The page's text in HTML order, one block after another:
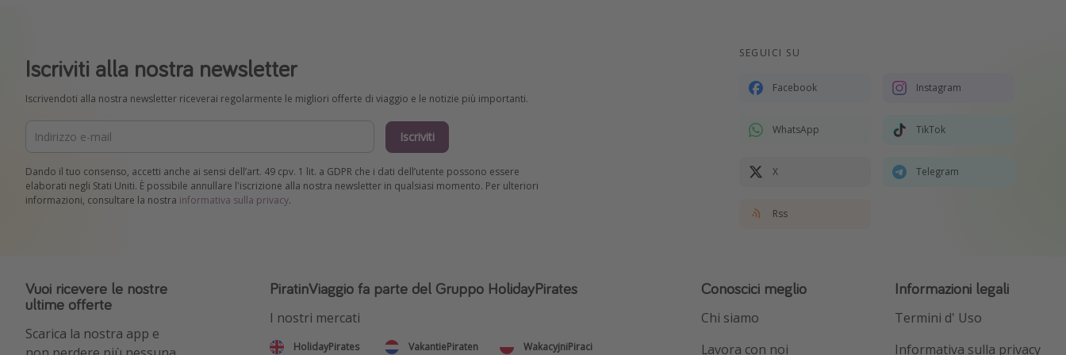
Iscriviti alla nostra newsletter
Iscrivendoti alla nostra newsletter riceverai regolarmente le migliori offerte di viaggio e le notizie più importanti.
Iscriviti
Dando il tuo consenso, accetti anche ai sensi dell’art. 49 cpv. 1 lit. a GDPR che i dati dell’utente possono essere
elaborati negli Stati Uniti. È possibile annullare l'iscrizione alla nostra newsletter in qualsiasi momento. Per ulteriori
informazioni, consultare la nostra informativa sulla privacy.
SEGUICI SU
Facebook Instagram
WhatsApp TikTok
X Telegram
Rss
Vuoi ricevere le nostre
ultime offerte
Scarica la nostra app e
PiratinViaggio fa parte del Gruppo HolidayPirates
I nostri mercati
HolidayPirates VakantiePiraten WakacyjniPiraci
Conoscici meglio
Chi siamo
Lavora con noi
Informazioni legali
Termini d' Uso
Informativa sulla privacy